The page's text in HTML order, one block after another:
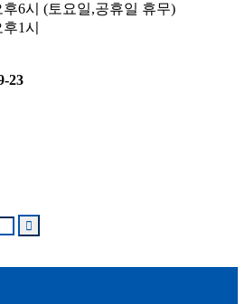
6시 (토요일,공휴일 휴무)
1시
23